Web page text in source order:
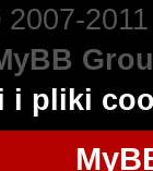
2007-
i pliki